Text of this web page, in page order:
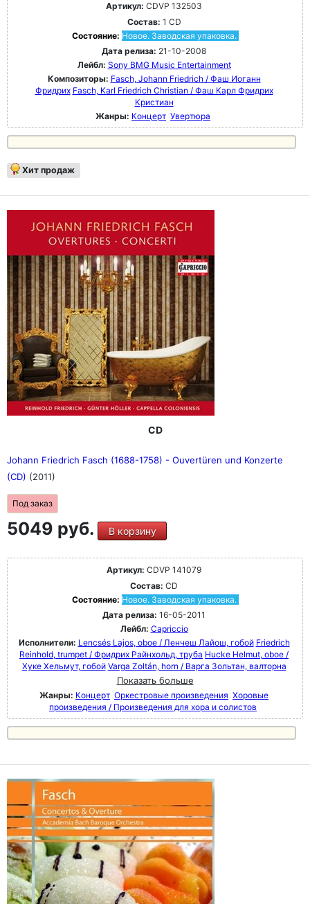
Артикул: CDVP 132503
Состав: 1 CD
Состояние: Новое. Заводская упаковка.
Дата релиза: 21-10-2008
Лейбл: Sony BMG Music Entertainment
Композиторы: Fasch, Johann Friedrich / Фаш Иоганн
Фридрих Fasch, Karl Friedrich Christian / Фаш Карл Фридрих
Кристиан
Жанры: Концерт Увертюра
Хит продаж
CD
Johann Friedrich Fasch (1688-1758) - Ouvertüren und Konzerte
(CD) (2011)
Под заказ
5049 руб. В корзину
Артикул: CDVP 141079
Состав: CD
Состояние: Новое. Заводская упаковка.
Дата релиза: 16-05-2011
Лейбл: Capriccio
Исполнители: Lencsés Lajos, oboe / Ленчеш Лайош, гобой Friedrich
Reinhold, trumpet / Фридрих Райнхольд, труба Hucke Helmut, oboe /
Хуке Хельмут, гобой Varga Zoltán, horn / Варга Зольтан, валторна
Показать больше
Жанры: Концерт Оркестровые произведения Хоровые
произведения / Произведения для хора и солистов